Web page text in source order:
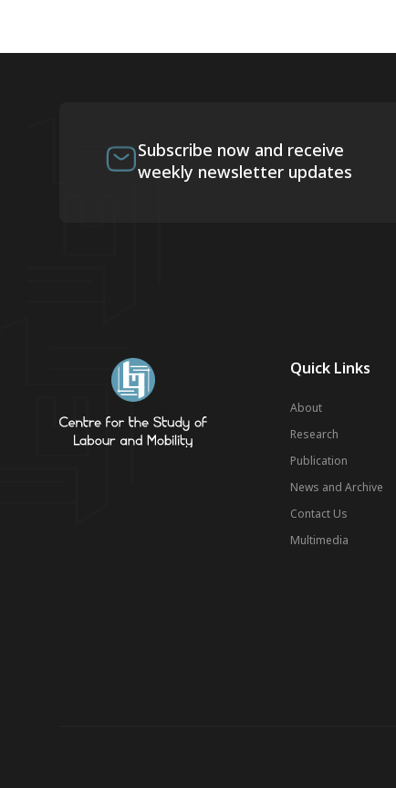
Subscribe now and receive
weekly newsletter updates
Quick Links
About
Research
Publication
News and Archive
Contact Us
Multimedia